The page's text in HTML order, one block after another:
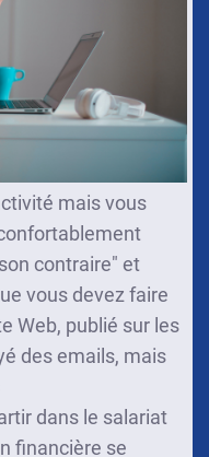
mais vous
contraire" et
vous devez faire
Web, publié sur les
des emails, mais
dans le salariat
financière se